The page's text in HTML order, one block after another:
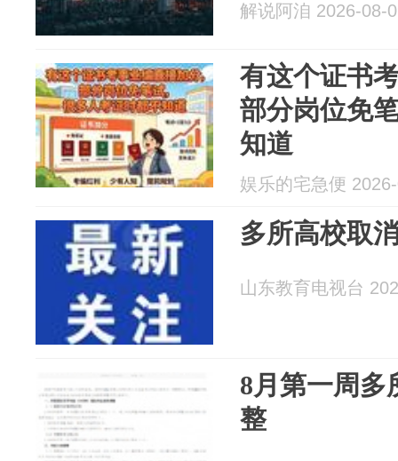
解说阿洎 2026-08-
有这个证书
部分岗位免
知道
娱乐的宅急便
多所高校取
山东教育电视台
8月第一周多
整